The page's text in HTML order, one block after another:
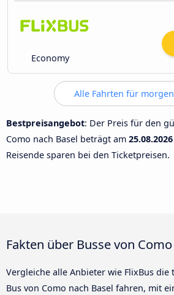
Economy
Alle Fahrten für
Bestpreisangebot: Der Preis für den
Como nach Basel beträgt am 25.08.2026
Reisende sparen bei den Ticketpreisen.
Fakten über Busse von
Vergleiche alle Anbieter wie FlixBus
Bus von Como nach Basel fahren, mit